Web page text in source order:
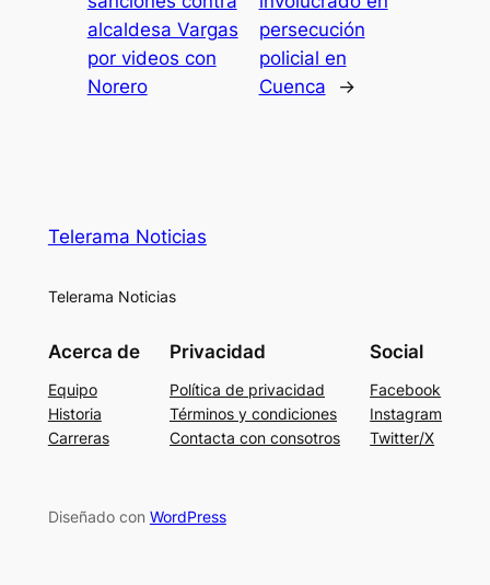
alcaldesa Vargas
por videos con
Norero
persecución
policial en
Cuenca
→
Telerama Noticias
Telerama Noticias
Acerca de
Equipo
Historia
Carreras
Privacidad
Política de privacidad
Términos y condiciones
Contacta con consotros
Social
Facebook
Instagram
Twitter/X
Diseñado con WordPress